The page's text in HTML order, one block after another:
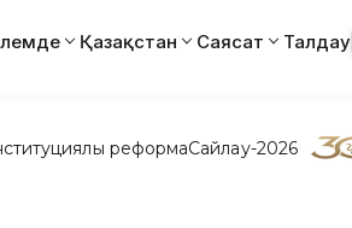
Қазақстан Саясат Талдау
реформаСайлау-2026